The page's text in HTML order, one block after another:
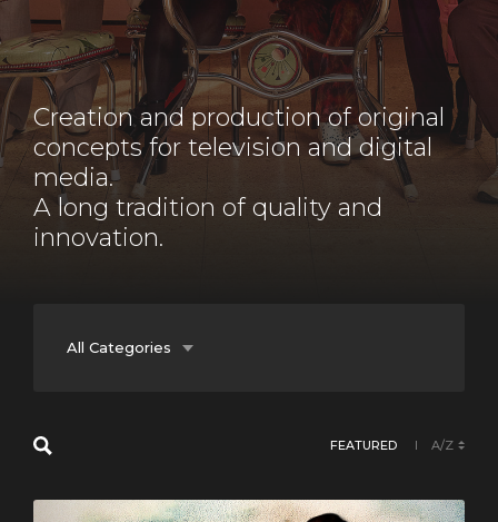
Creation and production of original
concepts for television and digital
media.
A long tradition of quality and
innovation.
All Categories
Fiction
FEATURED A/Z